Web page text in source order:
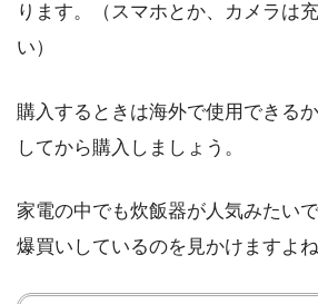
ります。（スマホとか、カメラは
い）
購入するときは海外で使用できる
してから購入しましょう。
家電の中でも炊飯器が人気みたい
爆買いしているのを見かけますよね